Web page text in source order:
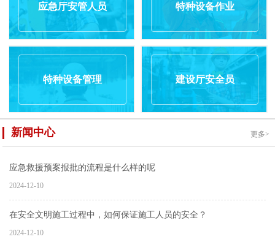
应急厅安管人员 特种设备作业
特种设备管理 建设厅安全员
新闻中心 更多>
应急救援预案报批的流程是什么样的呢
2024-12-10
在安全文明施工过程中，如何保证施工人员的安全？
2024-12-10